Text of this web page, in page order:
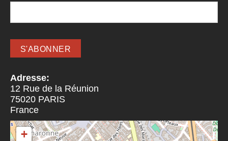
Adresse:
12 Rue de la Réunion
75020 PARIS
France
+